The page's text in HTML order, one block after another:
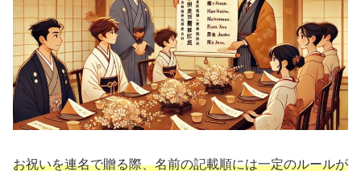
お祝いを連名で贈る際、名前の記載順には一定のルールが